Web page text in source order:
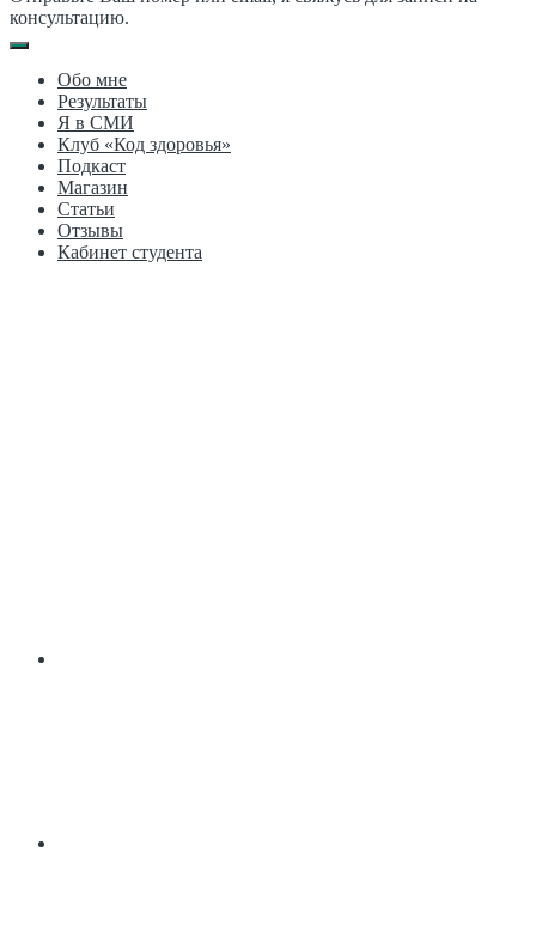
консультацию.
Обо мне
Результаты
Я в СМИ
Клуб «Код здоровья»
Подкаст
Магазин
Статьи
Отзывы
Кабинет студента